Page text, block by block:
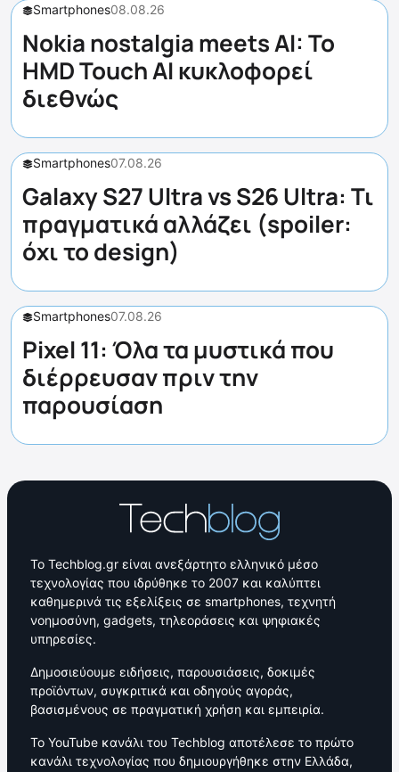
Smartphones08.08.26
Nokia nostalgia meets AI: Το
HMD Touch AI κυκλοφορεί
διεθνώς
Smartphones07.08.26
Galaxy S27 Ultra vs S26 Ultra: Τι
πραγματικά αλλάζει (spoiler:
όχι το design)
Smartphones07.08.26
Pixel 11: Όλα τα μυστικά που
διέρρευσαν πριν την
παρουσίαση
Το Techblog.gr είναι ανεξάρτητο ελληνικό μέσο
τεχνολογίας που ιδρύθηκε το 2007 και καλύπτει
καθημερινά τις εξελίξεις σε smartphones, τεχνητή
νοημοσύνη, gadgets, τηλεοράσεις και ψηφιακές
υπηρεσίες.
Δημοσιεύουμε ειδήσεις, παρουσιάσεις, δοκιμές
προϊόντων, συγκριτικά και οδηγούς αγοράς,
βασισμένους σε πραγματική χρήση και εμπειρία.
Το YouTube κανάλι του Techblog αποτέλεσε το πρώτο
κανάλι τεχνολογίας που δημιουργήθηκε στην Ελλάδα,